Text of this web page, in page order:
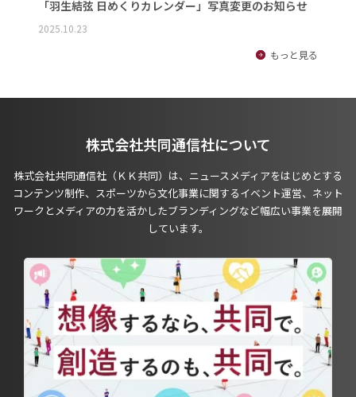
「羽生結弦 日めくりカレンダー」写真変更のお知らせ
2025.10.23
もっと見る
株式会社共同通信社について
株式会社共同通信社（ＫＫ共同）は、ニュースメディアをはじめとする
コンテンツ制作、スポーツから文化事業に関するイベント運営、ネット
ワークとメディアの力を活かしたブランディングなど幅広い事業を展開
しています。